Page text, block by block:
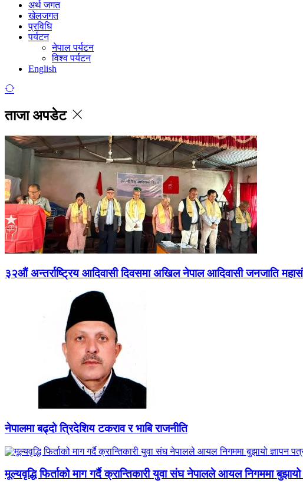
अर्थ जगत
खेलजगत
प्रविधि
पर्यटन
नेपाल पर्यटन
विश्व पर्यटन
English
ताजा अपडेट
३२औं अन्तर्राष्ट्रिय आदिवासी दिवसमा अखिल नेपाल आदिवासी जनजाति
नेपालमा बढ्दो त्रिदेशिय टकराव र भाबि राजनीति
मूल्यवृद्धि फिर्ताको माग गर्दै क्रान्तिकारी युवा संघ नेपालले आयल निगममा बुझायो